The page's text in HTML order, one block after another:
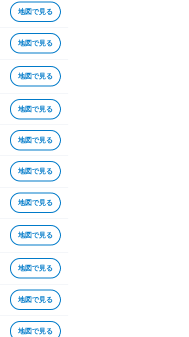
地図で見る
地図で見る
地図で見る
地図で見る
地図で見る
地図で見る
地図で見る
地図で見る
地図で見る
地図で見る
地図で見る